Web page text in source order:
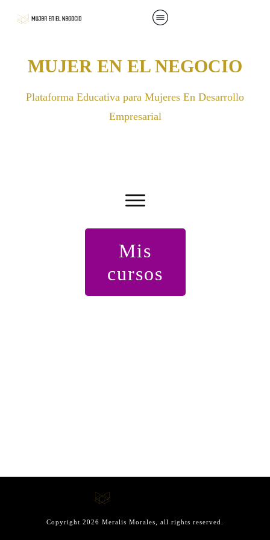
MUJER EN EL NEGOCIO
Plataforma Educativa para Mujeres En Desarrollo
Empresarial
Mis
cursos
Copyright 2026 Meralis Morales , all rights reserved.